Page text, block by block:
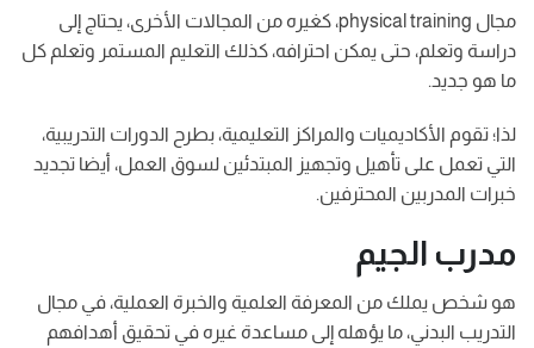
مجال physical training، كغيره من المجالات الأخرى، يحتاج إلى
دراسة وتعلم، حتى يمكن احترافه، كذلك التعليم المستمر وتعلم كل
ما هو جديد.
لذا؛ تقوم الأكاديميات والمراكز التعليمية، بطرح الدورات التدريبية،
التي تعمل على تأهيل وتجهيز المبتدئين لسوق العمل، أيضا تجديد
خبرات المدربين المحترفين.
مدرب الجيم
هو شخص يملك من المعرفة العلمية والخبرة العملية، في مجال
التدريب البدني، ما يؤهله إلى مساعدة غيره في تحقيق أهدافهم